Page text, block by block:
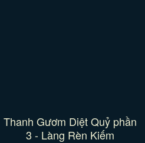
Thanh Gươm Diệt Quỷ phần
3 - Làng Rèn Kiếm